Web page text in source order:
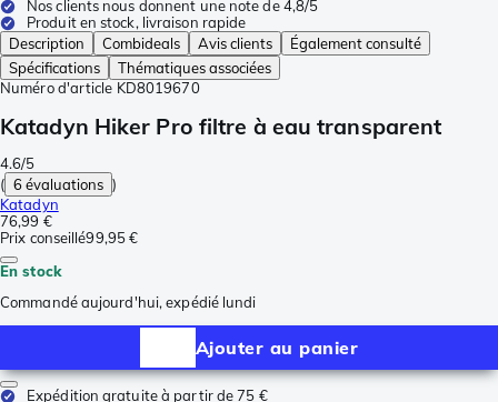
Nos clients nous donnent une note de 4,8/5
Produit en stock, livraison rapide
Description
Combideals Avis clients
Également consulté
Spécifications
Thématiques associées
Numéro d'article KD8019670
Katadyn Hiker Pro filtre à eau transparent
4.6/5
( 6 évaluations )
Katadyn
76,99 €
Prix conseillé99,95 €
En stock
Commandé aujourd'hui, expédié lundi
Ajouter au panier
Expédition gratuite à partir de 75 €